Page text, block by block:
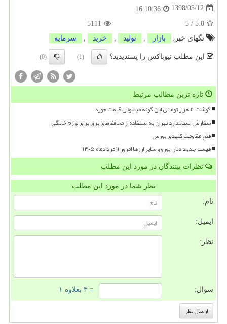
1398/03/12
16:10:36
5.0
/
5
5111
تگهای خبر:
بازار تولید خرید سرمایه
این مطلب نیوباکس را پسندیدید؟ (1)
(0)
تازه ترین مطالب مرتبط
گوشت ۴ هزار تومانی این گونه میلیونی قیمت خورد
سفارش استاندارد تهران به استفاده از محافظ های برق برای لوازم خانگی
فتح مقاومت کلیدی بورس
قیمت جدید دلار، یورو و سایر ارزها امروز ۱۱ مردادماه ۱۴۰۵
نظرات بینندگان در مورد این مطلب
نظر شما در مورد این مطلب
نام:
ایمیل:
نظر:
سوال: = ۳ بعلاوه ۱